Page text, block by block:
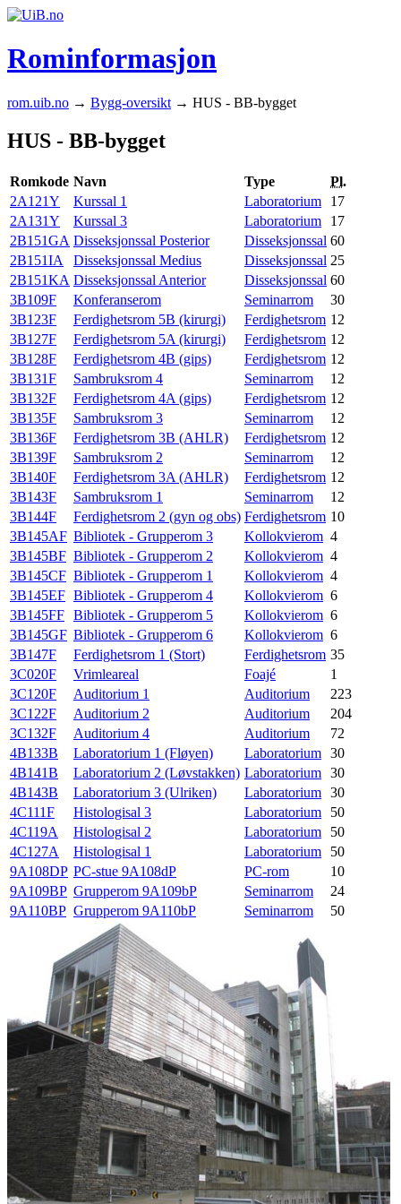
Rominformasjon
rom.uib.no → Bygg-oversikt → HUS - BB-bygget
HUS - BB-bygget
Romkode Navn Type
Pl.
2A121Y
Kurssal 1 Laboratorium
17
2A131Y
Kurssal 3 Laboratorium
17
2B151GA Disseksjonssal Posterior Disseksjonssal 60
2B151IA
Disseksjonssal Medius Disseksjonssal 25
2B151KA Disseksjonssal Anterior Disseksjonssal 60
3B109F
Konferanserom Seminarrom
30
3B123F
Ferdighetsrom 5B (kirurgi) Ferdighetsrom 12
3B127F
Ferdighetsrom 5A (kirurgi) Ferdighetsrom 12
3B128F
Ferdighetsrom 4B (gips) Ferdighetsrom 12
3B131F
Sambruksrom 4 Seminarrom
12
3B132F
Ferdighetsrom 4A (gips) Ferdighetsrom 12
3B135F
Sambruksrom 3 Seminarrom
12
3B136F
Ferdighetsrom 3B (AHLR) Ferdighetsrom 12
3B139F
Sambruksrom 2 Seminarrom
12
3B140F
Ferdighetsrom 3A (AHLR) Ferdighetsrom 12
3B143F
Sambruksrom 1 Seminarrom
12
3B144F
Ferdighetsrom 2 (gyn og obs) Ferdighetsrom 10
3B145AF Bibliotek - Grupperom 3 Kollokvierom 4
3B145BF Bibliotek - Grupperom 2 Kollokvierom 4
3B145CF Bibliotek - Grupperom 1 Kollokvierom 4
3B145EF Bibliotek - Grupperom 4 Kollokvierom 6
3B145FF Bibliotek - Grupperom 5 Kollokvierom 6
3B145GF Bibliotek - Grupperom 6 Kollokvierom 6
3B147F
Ferdighetsrom 1 (Stort) Ferdighetsrom 35
3C020F
Vrimleareal Foajé
1
3C120F
Auditorium 1 Auditorium
223
3C122F
Auditorium 2 Auditorium
204
3C132F
Auditorium 4 Auditorium
72
4B133B
Laboratorium 1 (Fløyen) Laboratorium 30
4B141B
Laboratorium 2 (Løvstakken) Laboratorium 30
4B143B
Laboratorium 3 (Ulriken) Laboratorium 30
4C111F
Histologisal 3 Laboratorium
50
4C119A
Histologisal 2 Laboratorium
50
4C127A
Histologisal 1 Laboratorium
50
9A108DP PC-stue 9A108dP PC-rom
10
9A109BP Grupperom 9A109bP Seminarrom
24
9A110BP Grupperom 9A110bP Seminarrom 50